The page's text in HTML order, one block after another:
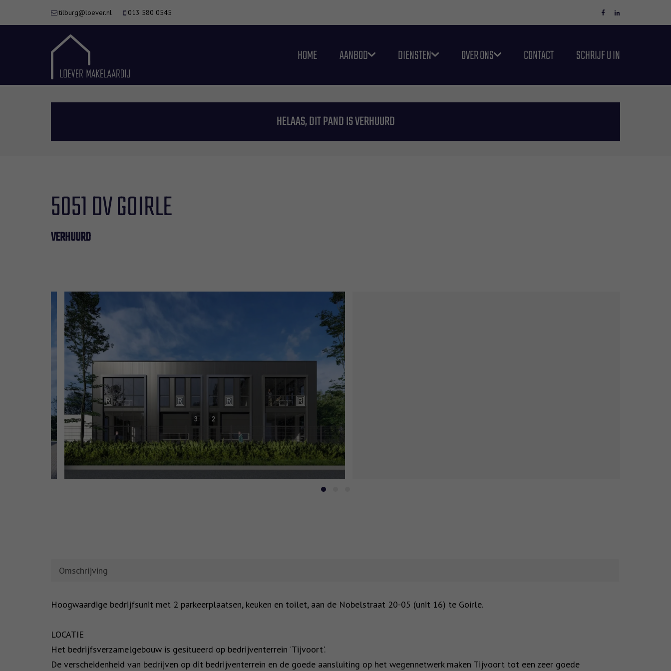
tilburg@loever.nl 013 580 0545
HOME AANBOD DIENSTEN OVER ONS CONTACT SCHRIJF U IN
HELAAS, DIT PAND IS VERHUURD
5051 DV GOIRLE
VERHUURD
Omschrijving
OMSCHRIJVING
Hoogwaardige bedrijfsunit met 2 parkeerplaatsen, keuken en toilet, aan de Nobelstraat 20-05 (unit 16) te Goirle.
LOCATIE
Het bedrijfsverzamelgebouw is gesitueerd op bedrijventerrein 'Tijvoort'.
De verscheidenheid van bedrijven op dit bedrijventerrein en de goede aansluiting op het wegennetwerk maken Tijvoort tot een zeer goede